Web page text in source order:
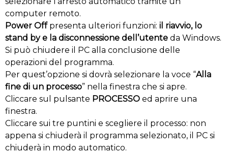
computer remoto.
Power Offpresenta ulteriori funzioni: il riavvio, lo
stand by e la disconnessione dell’utente da Windows.
Si può chiudere il PC alla conclusione delle
operazioni del programma.
Per quest’opzione si dovrà selezionare la voce “Alla
fine di un processo” nella finestra che si apre.
Cliccare sul pulsante PROCESSO ed aprire una
finestra.
Cliccare sui tre puntini e scegliere il processo: non
appena si chiuderà il programma selezionato, il PC si
chiuderà in modo automatico.